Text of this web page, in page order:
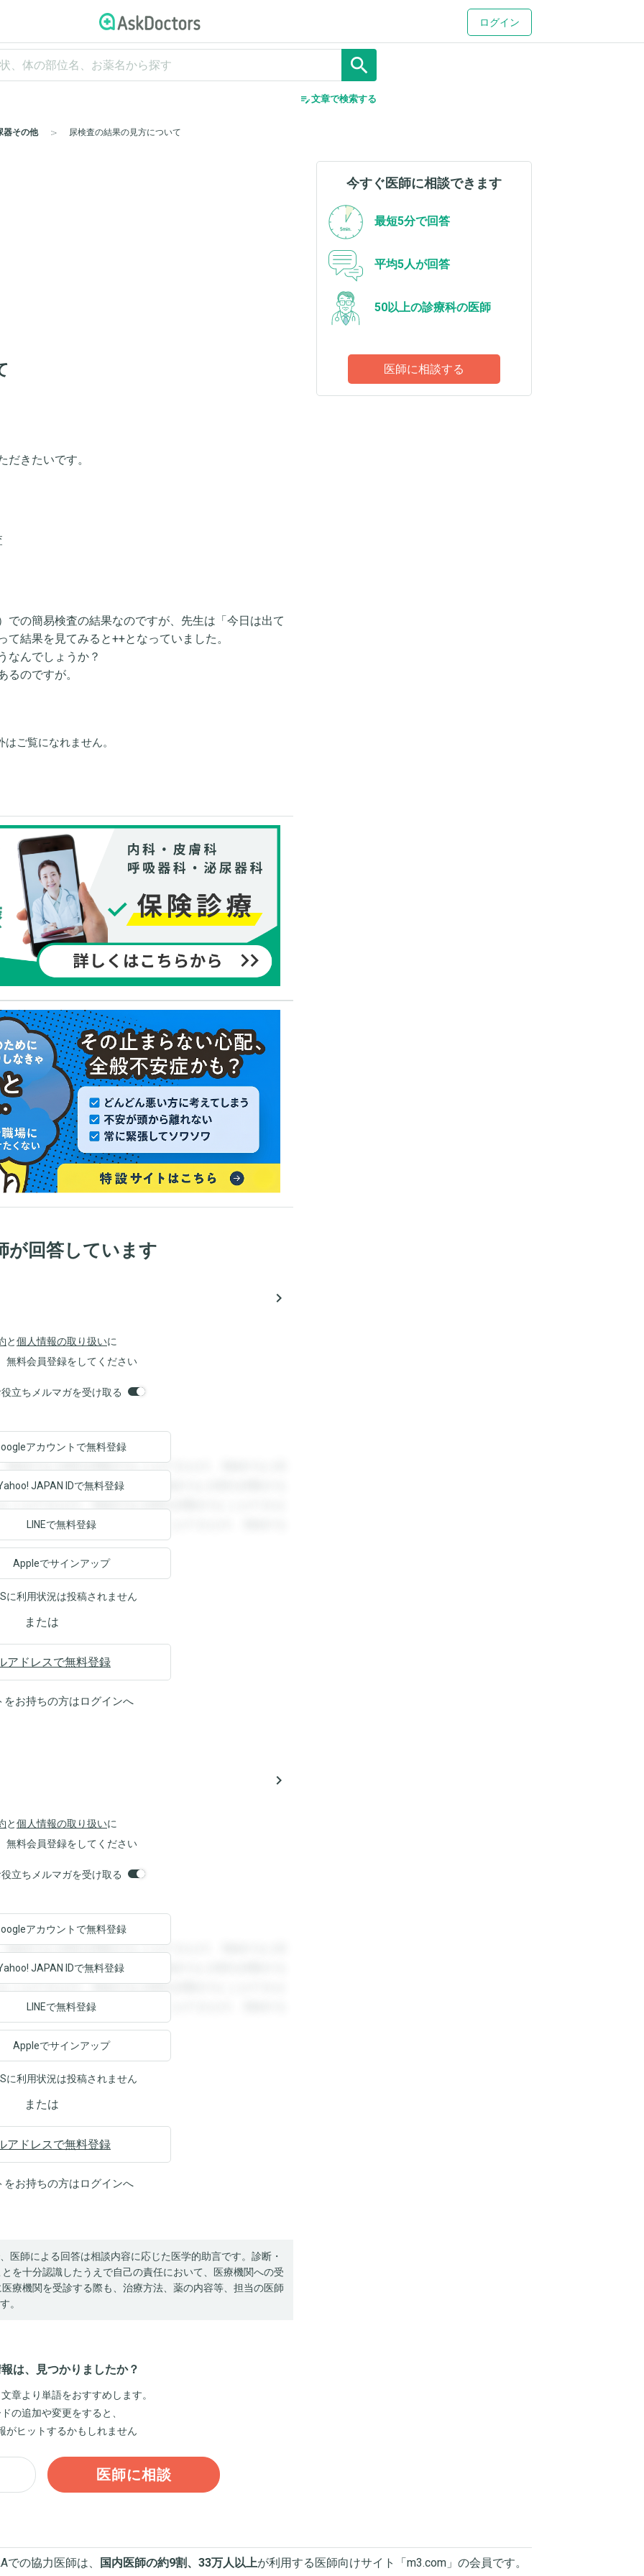
ログイン
search
edit_note文章で検索する
器その他 尿検査の結果の見方について
きたいです。
での簡易検査の結果なのですが、先生は「今日は出て
結果を見てみると++となっていました。
なんでしょうか？
のですが。
ご覧になれません。
が回答しています
navigate_next
と個人情報の取り扱いに
無料会員登録をしてください
立ちメルマガを受け取る
録すると回答を閲覧することができます。登録すると回
を閲覧することができます。登録すると回答を閲覧する
とができます。登録すると回答を閲覧することができま
。登録すると回答を閲覧することができます。登録する
アカウントで無料登録
JAPAN IDで無料登録
LINEで無料登録
Appleでサインアップ
に利用状況は投稿されません
または
アドレスで無料登録
をお持ちの方はログインへ
navigate_next
と個人情報の取り扱いに
無料会員登録をしてください
立ちメルマガを受け取る
録すると回答を閲覧することができます。登録すると回
を閲覧することができます。登録すると回答を閲覧する
とができます。登録すると回答を閲覧することができま
。登録すると回答を閲覧することができます。登録する
アカウントで無料登録
JAPAN IDで無料登録
LINEで無料登録
Appleでサインアップ
に利用状況は投稿されません
または
アドレスで無料登録
をお持ちの方はログインへ
医師による回答は相談内容に応じた医学的助言です。診断・
を十分認識したうえで自己の責任において、医療機関への受
療機関を受診する際も、治療方法、薬の内容等、担当の医師
。
は、見つかりましたか？
章より単語をおすすめします。
の追加や変更をすると、
がヒットするかもしれません
医師に相談
の協力医師は、 国内医師の約9割、33万人以上が利用する医師向けサイト「 m3.com 」の会員です。
今すぐ医師に相談できます
最短5分で回答
平均5人が回答
50以上の診療科の医師
医師に相談する